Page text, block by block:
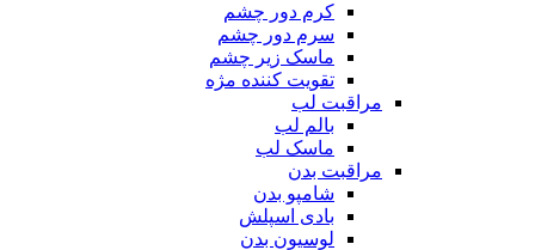
کرم دور چشم
سرم دور چشم
ماسک زیر چشم
تقویت کننده مژه
مراقبت لب
بالم لب
ماسک لب
مراقبت بدن
شامپو بدن
بادی اسپلش
لوسیون بدن